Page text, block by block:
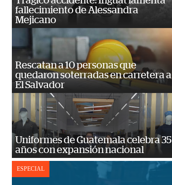
fallecimiento de Alessandra
Mejicano
Rescatan a 10 personas que
quedaron soterradas en carretera a
El Salvador
Uniformes de Guatemala celebra 35
años con expansión nacional
ESPECIAL